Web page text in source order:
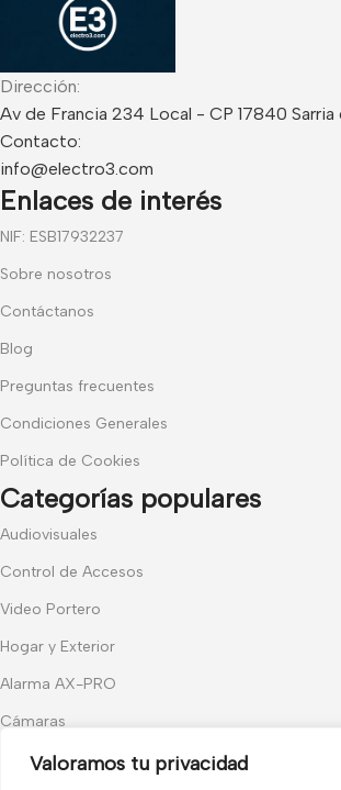
Valoramos tu privacidad
Dirección:
Av de Francia 234 Local - CP 17840 Sarria
Contacto:
info@electro3.com
Enlaces de interés
NIF: ESB17932237
Sobre nosotros
Contáctanos
Blog
Preguntas frecuentes
Condiciones Generales
Política de Cookies
Categorías populares
Audiovisuales
Control de Accesos
Video Portero
Hogar y Exterior
Alarma AX-PRO
Cámaras
Únete a nuestras novedades